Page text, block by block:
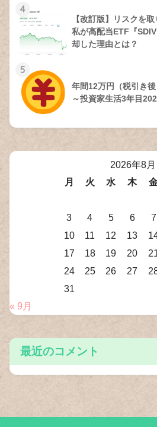
4
【改訂版】リスクを
私が高配当ETF『
却した理由とは？
5
年間12万円（税引き
～投資家生活3年目
2026年8月
月
火 水 木
3
4 5 6 7
10
11 12 13
17
18 19 20
24
25 26 27
31
« 9月
最近のコメント